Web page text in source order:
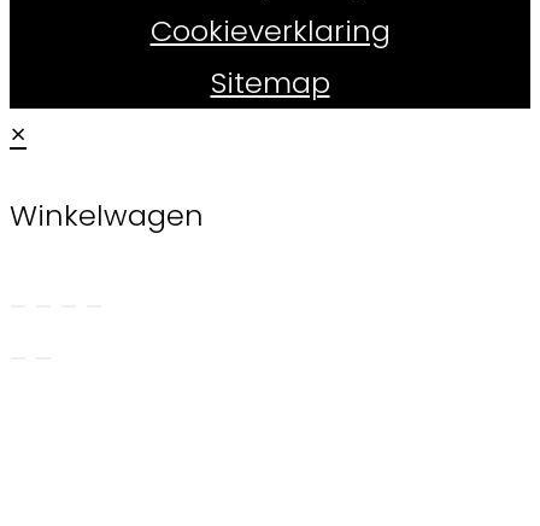
Cookieverklaring
Sitemap
×
Winkelwagen